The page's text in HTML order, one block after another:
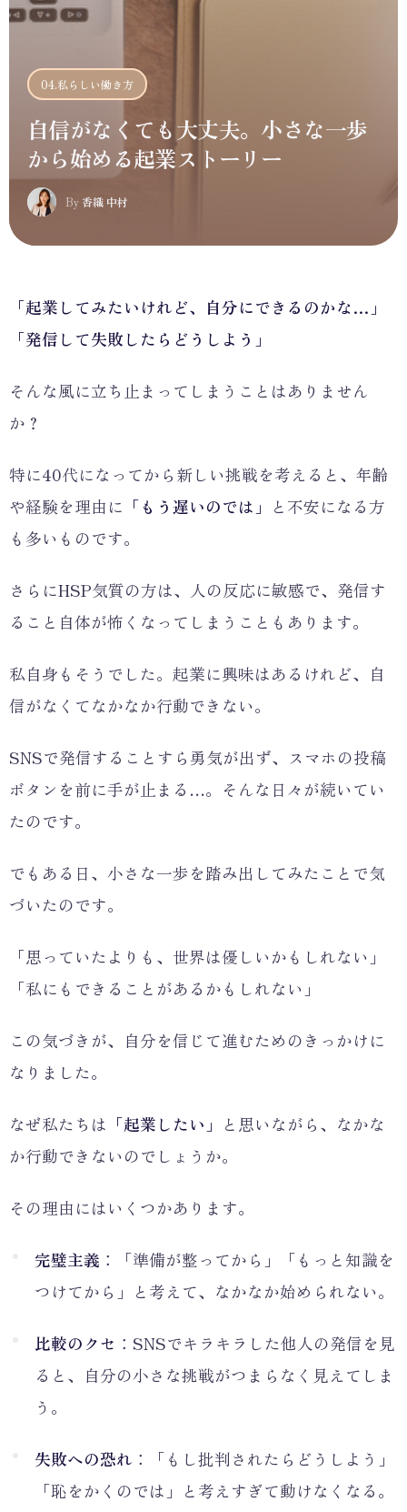
04.私らしい働き方
自信がなくても大丈夫。小さな一歩
から始める起業ストーリー
By香織 中村
「起業してみたいけれど、自分にできるのかな…」
「発信して失敗したらどうしよう」
そんな風に立ち止まってしまうことはありません
か？
特に40代になってから新しい挑戦を考えると、年齢
や経験を理由に 「もう遅いのでは」 と不安になる方
も多いものです。
さらにHSP気質の方は、人の反応に敏感で、発信す
ること自体が怖くなってしまうこともあります。
私自身もそうでした。起業に興味はあるけれど、自
信がなくてなかなか行動できない。
SNSで発信することすら勇気が出ず、スマホの投稿
ボタンを前に手が止まる…。そんな日々が続いてい
たのです。
でもある日、小さな一歩を踏み出してみたことで気
づいたのです。
「思っていたよりも、世界は優しいかもしれない」
「私にもできることがあるかもしれない」
この気づきが、自分を信じて進むためのきっかけに
なりました。
なぜ私たちは 「起業したい」 と思いながら、なかな
か行動できないのでしょうか。
その理由にはいくつかあります。
完璧主義 ：「準備が整ってから」「もっと知識を
つけてから」と考えて、なかなか始められない。
比較のクセ ：SNSでキラキラした他人の発信を見
ると、自分の小さな挑戦がつまらなく見えてしま
う。
失敗への恐れ ：「もし批判されたらどうしよう」
「恥をかくのでは」と考えすぎて動けなくなる。